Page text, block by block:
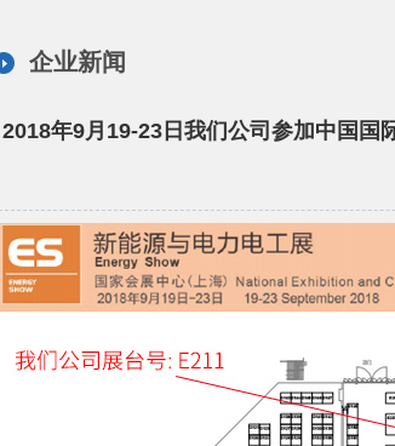
企业新闻
2018年9月19-23日我们公司参加中国国